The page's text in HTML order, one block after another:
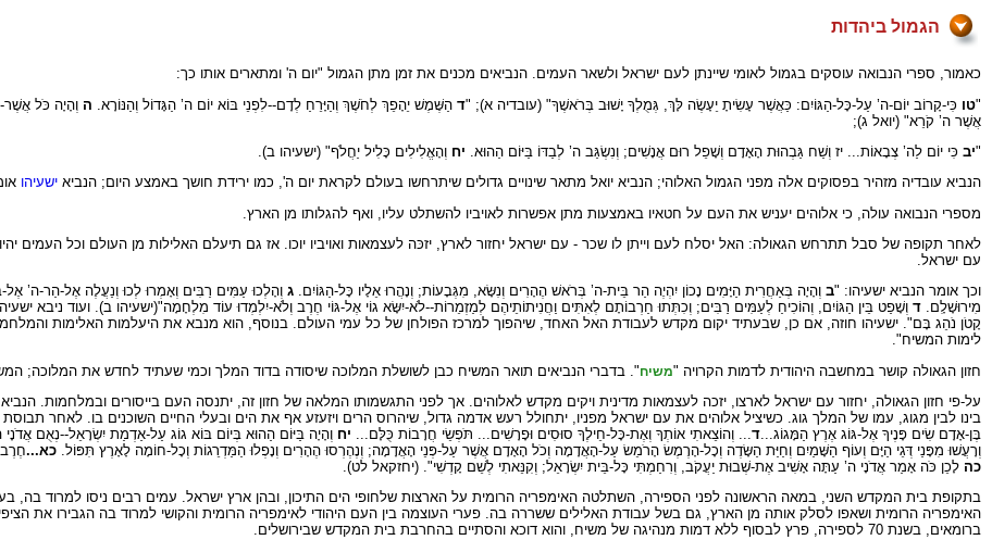
הגמול ביהדות
כאמור, ספרי הנבואה עוסקים בגמול לאומי שיינתן לעם ישראל ולשאר העמים. הנביאים מכנים את זמן מתן הגמול "יום ה' ומתארים אותו כך:
"טו כִּי-קָרוֹב יוֹם-ה’ עַל-כָּל-הַגּוֹיִם: כַּאֲשֶׁר עָשִׂיתָ יֵעָשֶׂה לָּךְ, גְּמֻלְךָ יָשׁוּב בְּרֹאשֶׁךָ" (עובדיה א); "ד הַשֶּׁמֶשׁ יֵהָפֵךְ לְחֹשֶׁךְ וְהַיָּרֵחַ לְדָם--לִפְנֵי בּוֹא יוֹם ה’ הַגָּדוֹל וְהַנּוֹרָא. ה וְהָיָה כֹּל
אֲשֶׁר ה’ קֹרֵא" (יואל ג);
"יב כִּי יוֹם לַה’ צְבָאוֹת... יז וְשַׁח גַּבְהוּת הָאָדָם וְשָׁפֵל רוּם אֲנָשִׁים; וְנִשְׂגַּב ה’ לְבַדּוֹ בַּיּוֹם הַהוּא. יח וְהָאֱלִילִים כָּלִיל יַחֲלֹף" (ישעיהו ב).
הנביא עובדיה מזהיר בפסוקים אלה מפני הגמול האלוהי; הנביא יואל מתאר שינויים גדולים שיתרחשו בעולם לקראת יום ה', כמו ירידת חושך באמצע היום; הנביא ישעיהו
מספרי הנבואה עולה, כי אלוהים יעניש את העם על חטאיו באמצעות מתן אפשרות לאויביו להשתלט עליו, ואף להגלותו מן הארץ.
לאחר תקופה של סבל תתרחש הגאולה: האל יסלח לעם וייתן לו שכר - עם ישראל יחזור לארץ, יזכּה לעצמאות ואויביו יוכו. אז גם תיעלם האלילות מן העולם וכל העמים
עם ישראל.
וכך אומר הנביא ישעיהו: "ב וְהָיָה בְּאַחֲרִית הַיָּמִים נָכוֹן יִהְיֶה הַר בֵּית-ה’ בְּרֹאשׁ הֶהָרִים וְנִשָּׂא, מִגְּבָעוֹת; וְנָהֲרוּ אֵלָיו כָּל-הַגּוֹיִם. ג וְהָלְכוּ עַמִּים רַבִּים וְאָמְרוּ לְכוּ וְנַעֲלֶה אֶל-הַר-ה’ אֶל-
מִירוּשָׁלִָם. ד וְשָׁפַט בֵּין הַגּוֹיִם, וְהוֹכִיחַ לְעַמִּים רַבִּים; וְכִתְּתוּ חַרְבוֹתָם לְאִתִּים וַחֲנִיתוֹתֵיהֶם לְמַזְמֵרוֹת--לֹא-יִשָּׂא גוֹי אֶל-גּוֹי חֶרֶב וְלֹא-יִלְמְדוּ עוֹד מִלְחָמָה"(ישעיהו ב). ועוד ניבא
קָטֹן נֹהֵג בָּם". ישעיהו חוזה, אם כן, שבעתיד יקום מקדש לעבודת האל האחד, שיהפוך למרכז הפולחן של כל עמי העולם. בנוסף, הוא מנבא את היעלמות האלימות
לימות המשיח".
חזון הגאולה קושר במחשבה היהודית לדמות הקרויה "משיח". בדברי הנביאים תואר המשיח כבן לשושלת המלוכה שיסודה בדוד המלך וכמי שעתיד לחדש את המלוכה;
על-פי חזון הגאולה, יחזור עם ישראל לארצו, יזכה לעצמאות מדינית ויקים מקדש לאלוהים. אך לפני התגשמותו המלאה של חזון זה, יתנסה העם בייסורים ובמלחמות.
בינו לבין מגוג, עמו של המלך גוג. כשיציל אלוהים את עם ישראל מפניו, יתחולל רעש אדמה גדול, שיהרוס הרים ויזעזע אף את הים ובעלי החיים השוכנים בו. לאחר
בֶּן-אָדָם שִׂים פָּנֶיךָ אֶל-גּוֹג אֶרֶץ הַמָּגוֹג... ד ... וְהוֹצֵאתִי אוֹתְךָ וְאֶת-כָּל-חֵילֶךָ סוּסִים וּפָרָשִׁים... תֹּפְשֵׂי חֲרָבוֹת כֻּלָּם... יח וְהָיָה בַּיּוֹם הַהוּא בְּיוֹם בּוֹא גוֹג עַל-אַדְמַת יִשְׂרָאֵל--נְאֻם
וְרָעֲשׁוּ מִפָּנַי דְּגֵי הַיָּם וְעוֹף הַשָּׁמַיִם וְחַיַּת הַשָּׂדֶה וְכָל-הָרֶמֶשׂ הָרֹמֵשׂ עַל-הָאֲדָמָה וְכֹל הָאָדָם אֲשֶׁר עַל-פְּנֵי הָאֲדָמָה; וְנֶהֶרְסוּ הֶהָרִים וְנָפְלוּ הַמַּדְרֵגוֹת וְכָל-חוֹמָה לָאָרֶץ תִּפּוֹל. כא...
כה לָכֵן כֹּה אָמַר אֲדֹנָי ה’ עַתָּה אָשִׁיב אֶת-שְׁבוּת יַעֲקֹב, וְרִחַמְתִּי כָּל-בֵּית יִשְׂרָאֵל; וְקִנֵּאתִי לְשֵׁם קָדְשִׁי". (יחזקאל לט).
בתקופת בית המקדש השני, במאה הראשונה לפני הספירה, השתלטה האימפריה הרומית על הארצות שלחופי הים התיכון, ובהן ארץ ישראל. עמים רבים ניסו למרוד בה,
האימפריה הרומית ושאפו לסלק אותה מן הארץ, גם בשל עבודת האלילים ששררה בה. פערי העוצמה בין העם היהודי לאימפריה הרומית והקושי למרוד בה הגבירו את
ברומאים, בשנת 70 לספירה, פרץ לבסוף ללא דמות מנהיגה של משיח, והוא דוכא והסתיים בהחרבת בית המקדש שבירושלים.